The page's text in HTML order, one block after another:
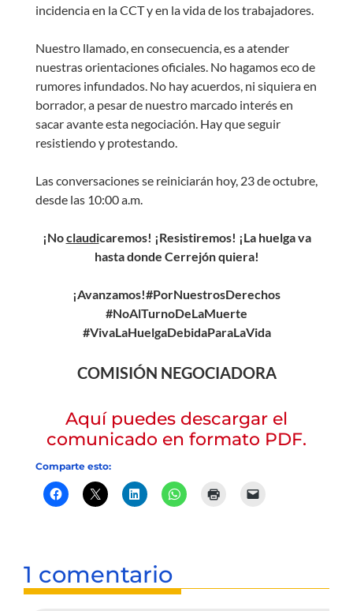
incidencia en la CCT y en la vida de los trabajadores.
Nuestro llamado, en consecuencia, es a atender
nuestras orientaciones oficiales. No hagamos eco de
rumores infundados. No hay acuerdos, ni siquiera en
borrador, a pesar de nuestro marcado interés en
sacar avante esta negociación. Hay que seguir
resistiendo y protestando.
Las conversaciones se reiniciarán hoy, 23 de octubre,
desde las 10:00 a.m.
¡Noclaudicaremos! ¡Resistiremos! ¡La huelga va
hasta donde Cerrejón quiera!
¡Avanzamos!#PorNuestrosDerechos
#NoAlTurnoDeLaMuerte
#VivaLaHuelgaDebidaParaLaVida
COMISIÓN NEGOCIADORA
Aquí puedes descargar el
comunicado en formato PDF.
Comparte esto:
1 comentario